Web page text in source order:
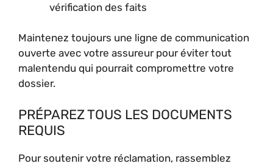
vérification des faits
Maintenez toujours une ligne de communication
ouverte avec votre assureur pour éviter tout
malentendu qui pourrait compromettre votre
dossier.
PRÉPAREZ TOUS LES DOCUMENTS
REQUIS
Pour soutenir votre réclamation, rassemblez